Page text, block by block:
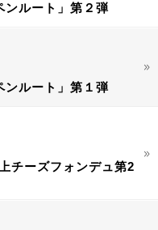
ンルート」第２弾
ンルート」第１弾
チーズフォンデュ第2